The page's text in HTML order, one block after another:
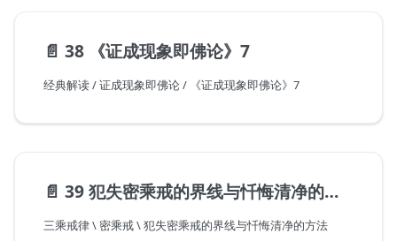
📄️ 38 《证成现象即佛论》7
经典解读 / 证成现象即佛论 / 《证成现象即佛论》7
📄️ 39 犯失密乘戒的界线与忏悔清净的方法
三乘戒律 \ 密乘戒 \ 犯失密乘戒的界线与忏悔清净的方法